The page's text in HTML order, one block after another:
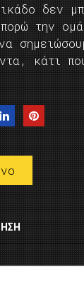
δεν
την
κάτι